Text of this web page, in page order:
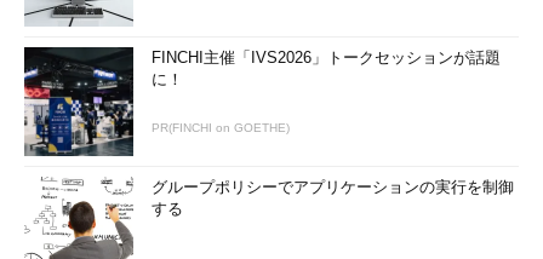
FINCHI主催「IVS2026」トークセッションが話題
に！
PR(FINCHI on GOETHE)
グループポリシーでアプリケーションの実行を制御
する